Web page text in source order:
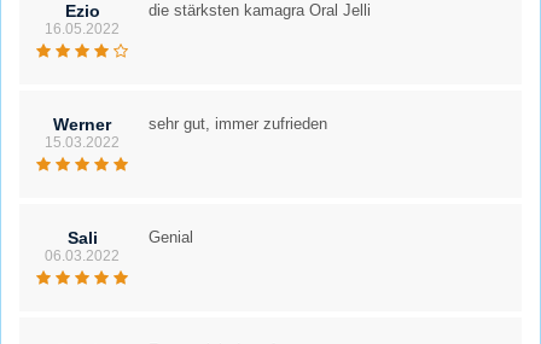
Ezio
16.05.2022
die stärksten kamagra Oral Jelli
Werner
15.03.2022
sehr gut, immer zufrieden
Sali
06.03.2022
Genial